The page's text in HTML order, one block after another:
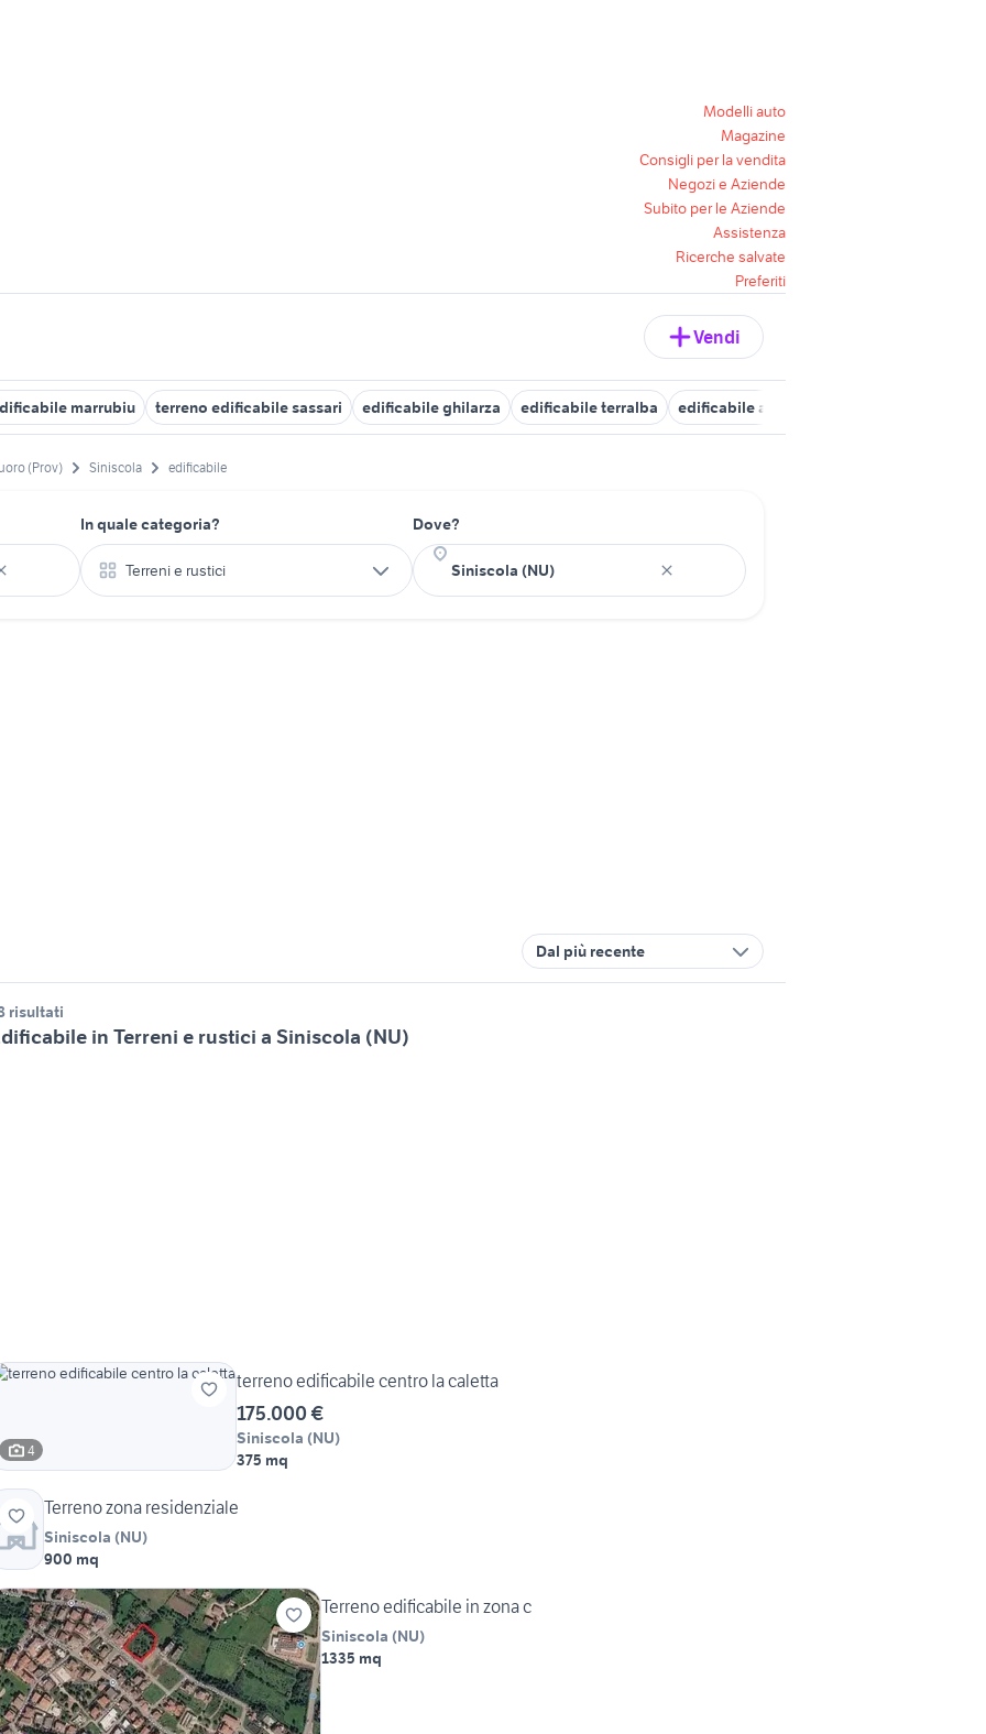
Modelli auto
Magazine
Consigli per la vendita
Negozi e Aziende
Subito per le Aziende
Assistenza
Ricerche salvate
Preferiti
Vendi
marrubiu terreno edificabile sassari edificabile ghilarza edificabile terralba edificabile alghero
(Prov) Siniscola edificabile
In quale categoria?
Terreni e rustici
Dove?
Dal più recente
risultati
in Terreni e rustici a Siniscola (NU)
4
terreno edificabile centro la caletta
175.000 €
Siniscola (NU)
375 mq
Terreno zona residenziale
Siniscola (NU)
900 mq
Terreno edificabile in zona c
Siniscola (NU)
1335 mq